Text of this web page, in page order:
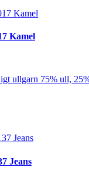
Kamel
ullgarn 75% ull,
Jeans